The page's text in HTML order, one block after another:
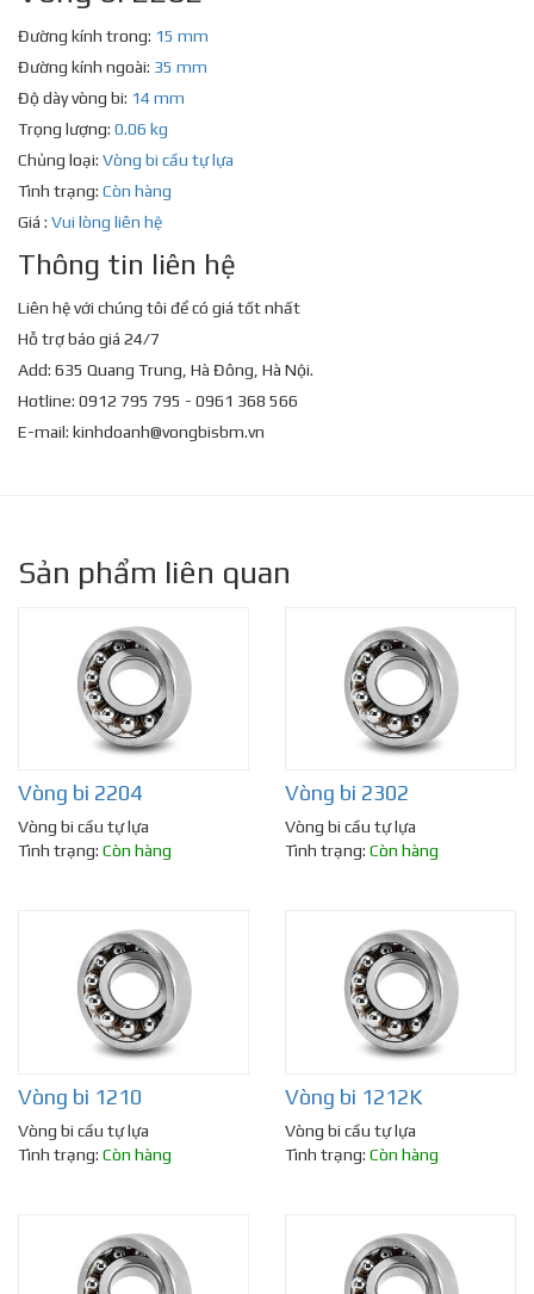
Đường kính trong: 15 mm
Đường kính ngoài: 35 mm
Độ dày vòng bi: 14 mm
Trọng lượng: 0.06 kg
Chủng loại: Vòng bi cầu tự lựa
Tình trạng: Còn hàng
Giá : Vui lòng liên hệ
Thông tin liên hệ
Liên hệ với chúng tôi để có giá tốt nhất
Hỗ trợ báo giá 24/7
Add: 635 Quang Trung, Hà Đông, Hà Nội.
Hotline: 0912 795 795 - 0961 368 566
E-mail: kinhdoanh@vongbisbm.vn
Sản phẩm liên quan
Vòng bi 2204
Vòng bi cầu tự lựa
Tình trạng: Còn hàng
Vòng bi 2302
Vòng bi cầu tự lựa
Tình trạng: Còn hàng
Vòng bi 1210
Vòng bi cầu tự lựa
Tình trạng: Còn hàng
Vòng bi 1212K
Vòng bi cầu tự lựa
Tình trạng: Còn hàng